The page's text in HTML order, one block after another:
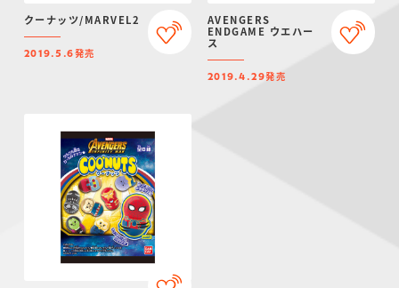
クーナッツ/MARVEL2
2019.5.6発売
AVENGERS
ENDGAME ウエハー
ス
2019.4.29発売